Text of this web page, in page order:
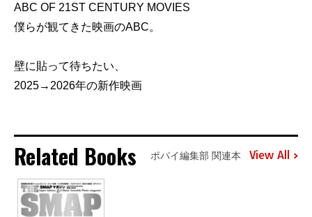
ABC OF 21ST CENTURY MOVIES
僕らが観てきた映画のABC。
壁に貼って待ちたい、
2025→2026年の新作映画
Related Books ポパイ編集部 関連本 View All